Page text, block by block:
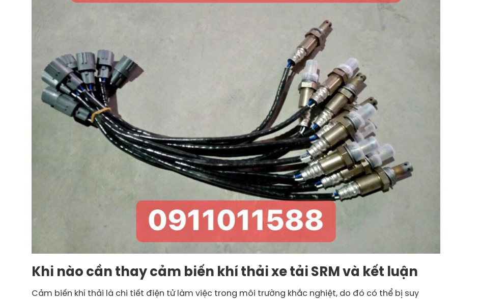
Khi nào cần thay cảm biến khí thải xe tải SRM và kết luận
Cảm biến khí thải là chi tiết điện tử làm việc trong môi trường khắc nghiệt, do đó có thể bị suy